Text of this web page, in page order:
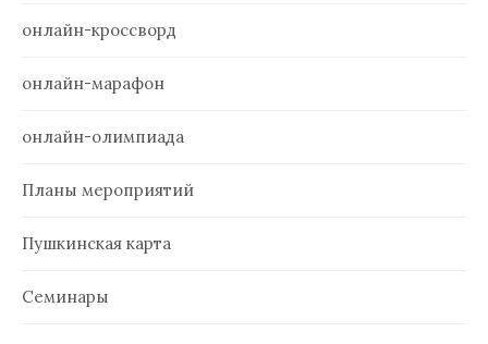
онлайн-кроссворд
онлайн-марафон
онлайн-олимпиада
Планы мероприятий
Пушкинская карта
Семинары